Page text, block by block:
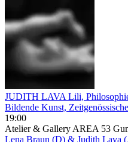
JUDITH LAVA Lili,
Bildende Kunst,
19:00
Atelier & Gallery AREA 53
Lena Braun (D) & Judith Lava